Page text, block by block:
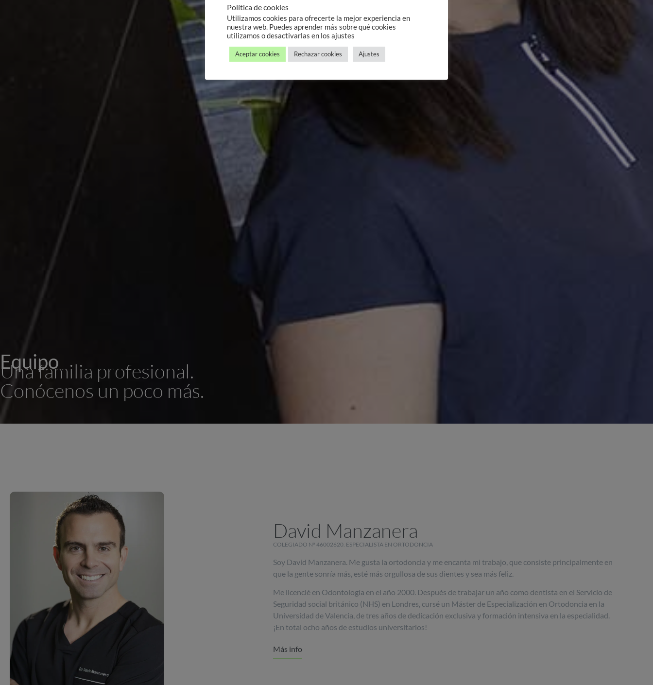
Equipo
Una familia profesional.
Conócenos un poco más.
David Manzanera
COLEGIADO Nº 46002620. ESPECIALISTA EN ORTODONCIA
Soy David Manzanera. Me gusta la ortodoncia y me encanta mi trabajo, que consiste principalmente en
que la gente sonría más, esté más orgullosa de sus dientes y sea más feliz.
Me licencié en Odontología en el año 2000. Después de trabajar un año como dentista en el Servicio de
Seguridad social británico (NHS) en Londres, cursé un Máster de Especialización en Ortodoncia en la
Universidad de Valencia, de tres años de dedicación exclusiva y formación intensiva en la especialidad.
¡En total ocho años de estudios universitarios!
Más info
Política de cookies
Utilizamos cookies para ofrecerte la mejor experiencia en
nuestra web. Puedes aprender más sobre qué cookies
utilizamos o desactivarlas en los ajustes
Aceptar cookies Rechazar cookies Ajustes